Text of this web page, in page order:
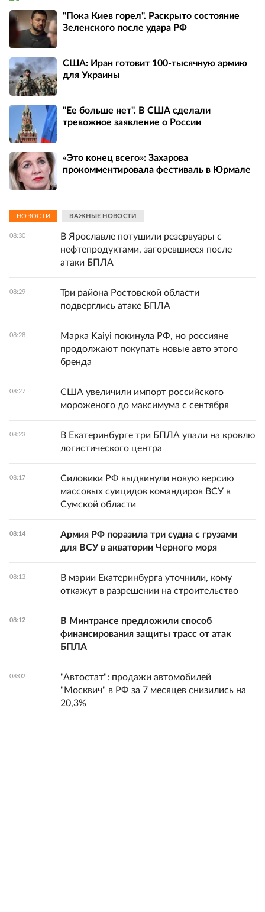
"Пока Киев горел". Раскрыто состояние
Зеленского после удара РФ
США: Иран готовит 100-тысячную армию
для Украины
"Ее больше нет". В США сделали
тревожное заявление о России
«Это конец всего»: Захарова
прокомментировала фестиваль в Юрмале
НОВОСТИ ВАЖНЫЕ НОВОСТИ
08:30
В Ярославле потушили резервуары с
нефтепродуктами, загоревшиеся после
атаки БПЛА
08:29
Три района Ростовской области
подверглись атаке БПЛА
08:28
Марка Kaiyi покинула РФ, но россияне
продолжают покупать новые авто этого
бренда
08:27
США увеличили импорт российского
мороженого до максимума с сентября
08:23
В Екатеринбурге три БПЛА упали на кровлю
логистического центра
08:17
Силовики РФ выдвинули новую версию
массовых суицидов командиров ВСУ в
Сумской области
08:14
Армия РФ поразила три судна с грузами
для ВСУ в акватории Черного моря
08:13
В мэрии Екатеринбурга уточнили, кому
откажут в разрешении на строительство
08:12
В Минтрансе предложили способ
финансирования защиты трасс от атак
БПЛА
08:02
"Автостат": продажи автомобилей
"Москвич" в РФ за 7 месяцев снизились на
20,3%